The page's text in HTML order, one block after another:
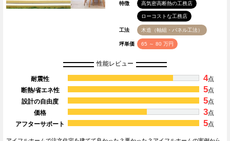
特徴 高気密高断熱の工務店
ローコストな工務店
工法 木造（軸組・パネル工法）
坪単価 65 ～ 80 万円
性能レビュー
耐震性 4点
断熱/省エネ性
5点
設計の自由度
5点
価格
3点
アフターサポート
5点